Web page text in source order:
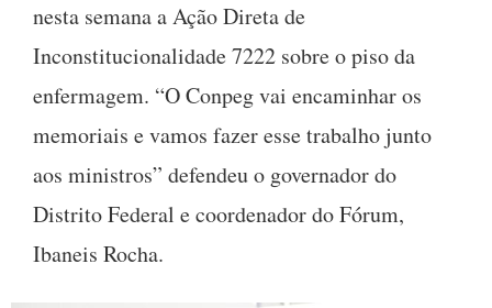
nesta semana a Ação Direta de
Inconstitucionalidade 7222 sobre o piso da
enfermagem. “O Conpeg vai encaminhar os
memoriais e vamos fazer esse trabalho junto
aos ministros” defendeu o governador do
Distrito Federal e coordenador do Fórum,
Ibaneis Rocha.